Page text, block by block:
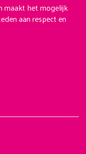
maakt het mogelijk
aan respect en